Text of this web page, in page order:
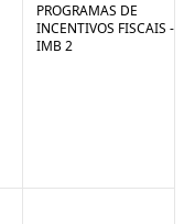
PROGRAMAS DE
INCENTIVOS FISCAIS -
IMB 2